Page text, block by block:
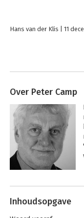
Hans van der Klis 11
Over Peter Camp
Andere
Inhoudsopgave